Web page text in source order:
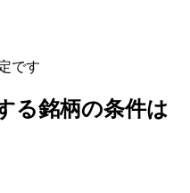
です
る銘柄の条件は